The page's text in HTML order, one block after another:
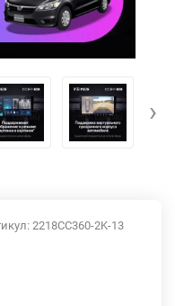
›
2218CC360-2K-13